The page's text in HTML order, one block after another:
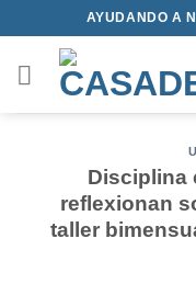
al
contenido
AYUDANDO A
Disciplina
reflexionan
taller